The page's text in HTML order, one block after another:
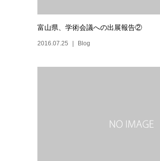
富山県、学術会議への出展報告②
2016.07.25 Blog